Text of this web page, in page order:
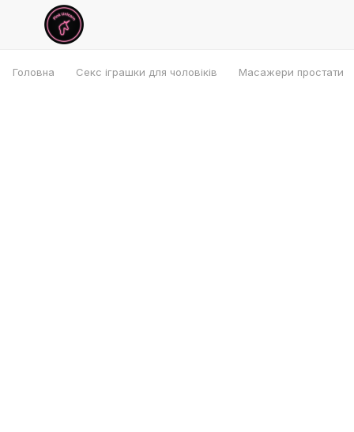
Головна Секс іграшки для чоловіків Масажери простати